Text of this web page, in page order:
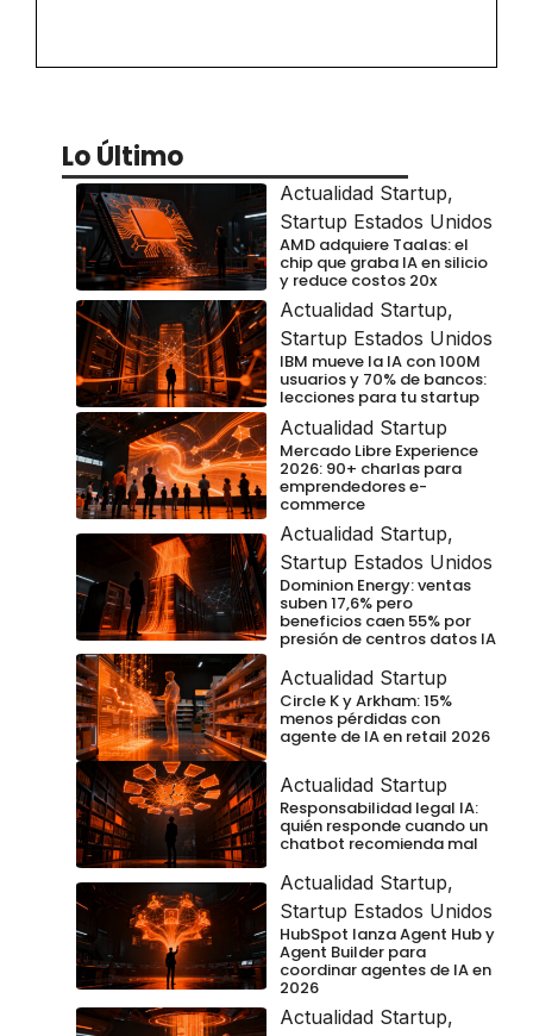
Lo Último
Actualidad Startup,
Startup Estados Unidos
AMD adquiere Taalas: el
chip que graba IA en silicio
y reduce costos 20x
Actualidad Startup,
Startup Estados Unidos
IBM mueve la IA con 100M
usuarios y 70% de bancos:
lecciones para tu startup
Actualidad Startup
Mercado Libre Experience
2026: 90+ charlas para
emprendedores e-
commerce
Actualidad Startup,
Startup Estados Unidos
Dominion Energy: ventas
suben 17,6% pero
beneficios caen 55% por
presión de centros datos IA
Actualidad Startup
Circle K y Arkham: 15%
menos pérdidas con
agente de IA en retail 2026
Actualidad Startup
Responsabilidad legal IA:
quién responde cuando un
chatbot recomienda mal
Actualidad Startup,
Startup Estados Unidos
HubSpot lanza Agent Hub y
Agent Builder para
coordinar agentes de IA en
2026
Actualidad Startup,